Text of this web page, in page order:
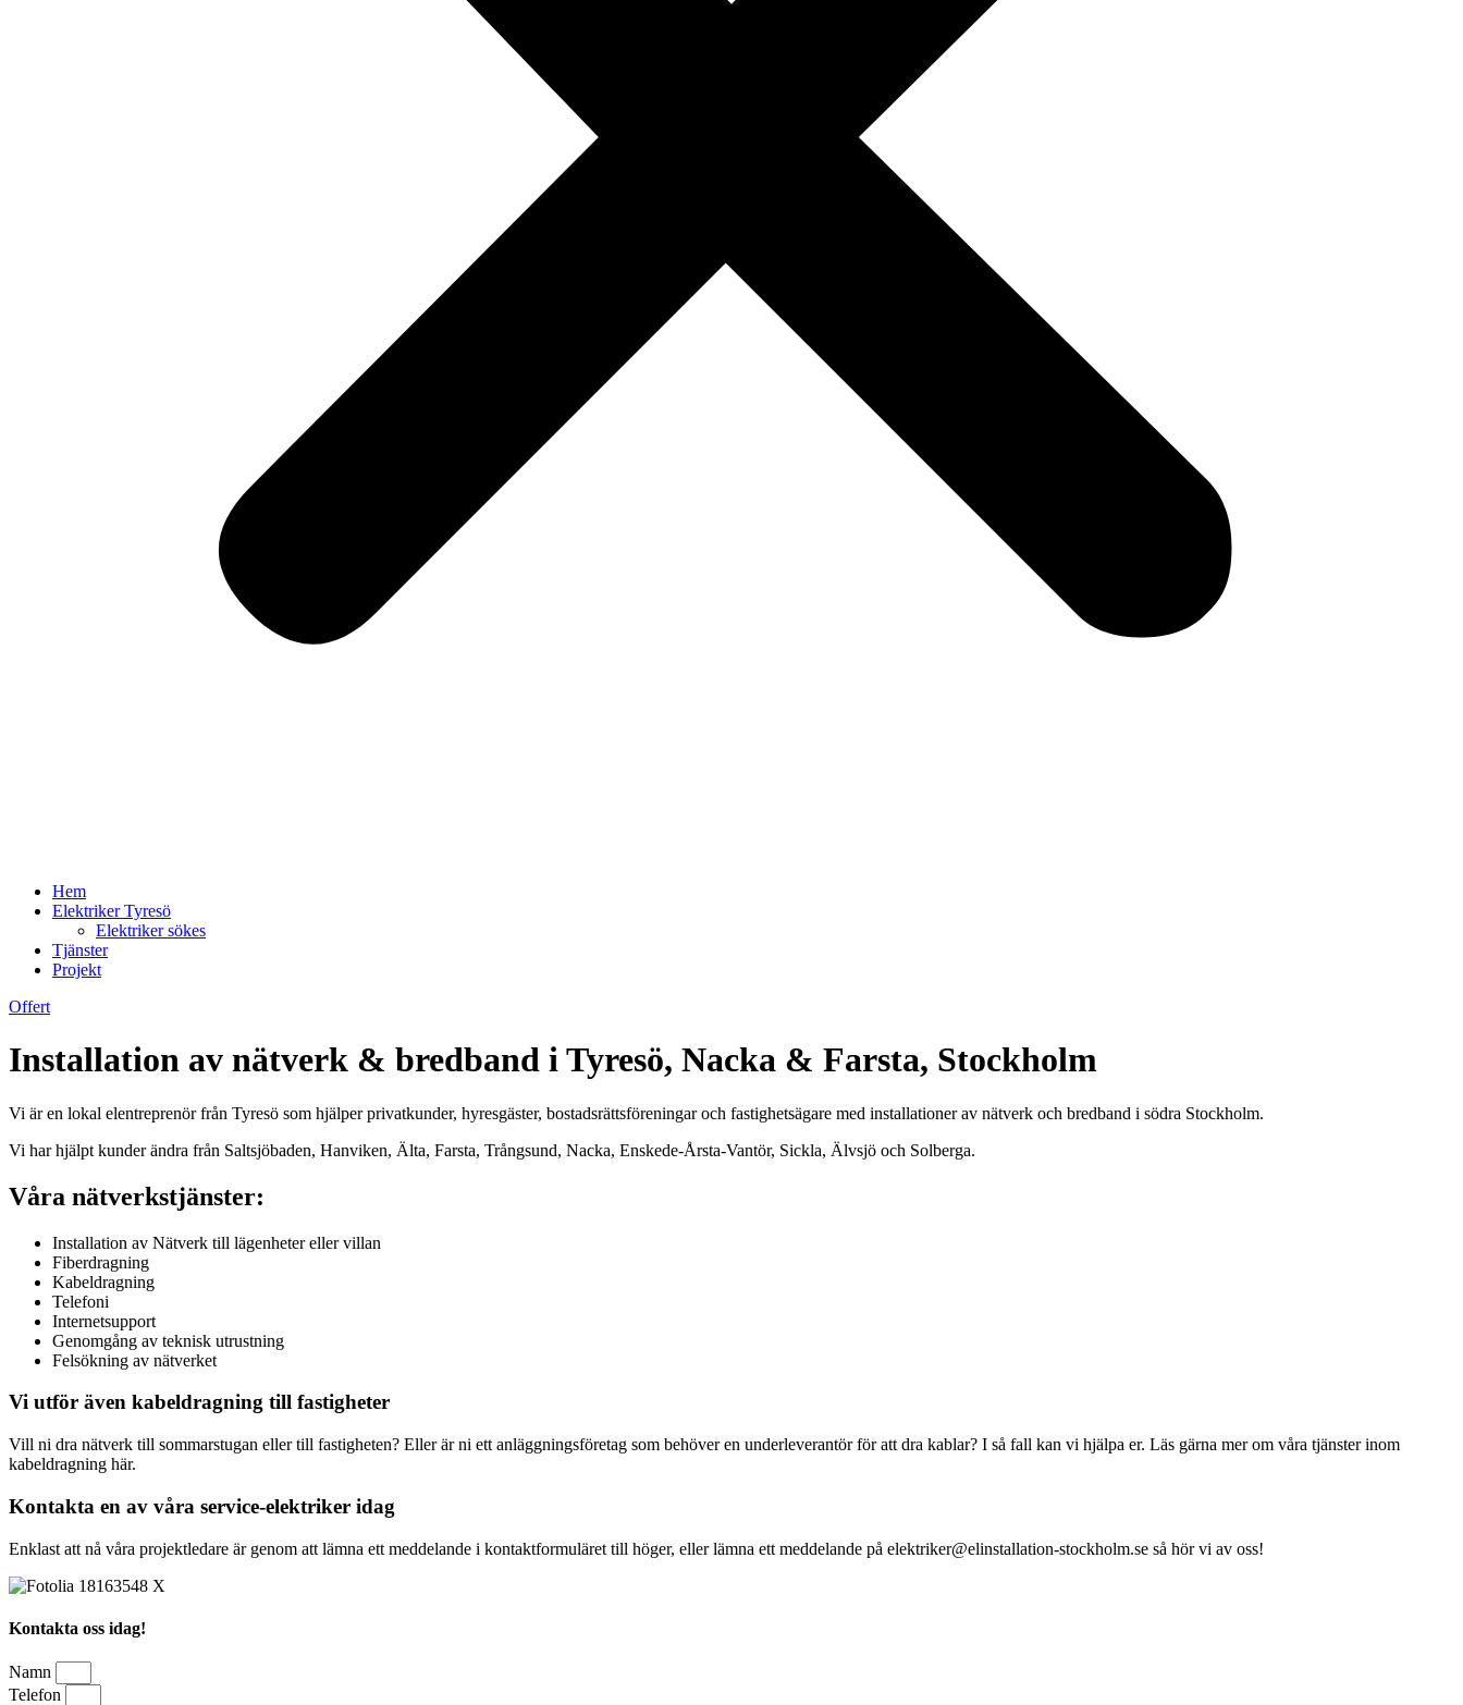
Hem
Elektriker Tyresö
Elektriker sökes
Tjänster
Projekt
Offert
Installation av nätverk & bredband i Tyresö, Nacka & Farsta, Stockholm
Vi är en lokal elentreprenör från Tyresö som hjälper privatkunder, hyresgäster, bostadsrättsföreningar och fastighetsägare med installationer av nätverk och bredband i södra Stockholm.
Vi har hjälpt kunder ändra från Saltsjöbaden, Hanviken, Älta, Farsta, Trångsund, Nacka, Enskede-Årsta-Vantör, Sickla, Älvsjö och Solberga.
Våra nätverkstjänster:
Installation av Nätverk till lägenheter eller villan
Fiberdragning
Kabeldragning
Telefoni
Internetsupport
Genomgång av teknisk utrustning
Felsökning av nätverket
Vi utför även kabeldragning till fastigheter
Vill ni dra nätverk till sommarstugan eller till fastigheten? Eller är ni ett anläggningsföretag som behöver en underleverantör för att dra kablar? I så fall kan vi hjälpa er. Läs gärna mer om våra tjänster inom
kabeldragning här.
Kontakta en av våra service-elektriker idag
Enklast att nå våra projektledare är genom att lämna ett meddelande i kontaktformuläret till höger, eller lämna ett meddelande på elektriker@elinstallation-stockholm.se så hör vi av oss!
Kontakta oss idag!
Namn
Telefon